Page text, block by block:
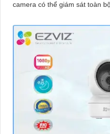
camera có thể giám sát toàn